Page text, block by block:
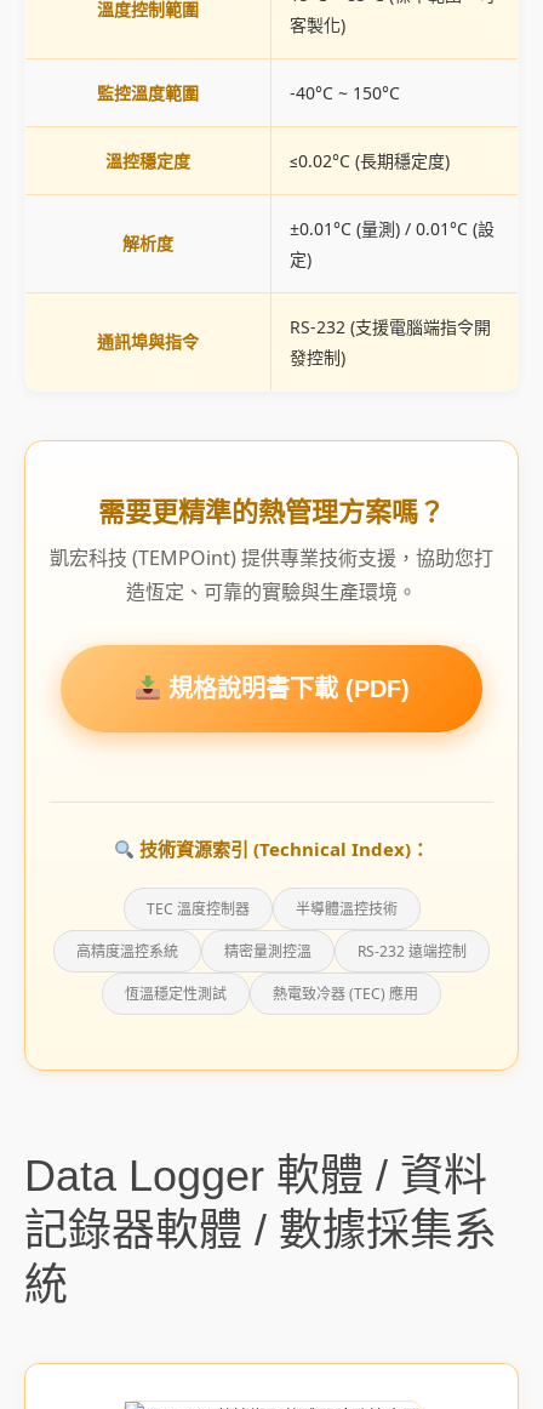
溫度控制範圍
客製化)
監控溫度範圍 -40°C ~ 150°C
溫控穩定度 ≤0.02°C (長期穩定度)
解析度
±0.01°C (量測) / 0.01°C (設
定)
通訊埠與指令
RS-232 (支援電腦端指令開
發控制)
需要更精準的熱管理方案嗎？
凱宏科技 (TEMPOint) 提供專業技術支援，協助您打
造恆定、可靠的實驗與生產環境。
規格說明書下載 (PDF)
技術資源索引 (Technical Index)：
TEC 溫度控制器 半導體溫控技術
高精度溫控系統 精密量測控溫 RS-232 遠端控制
恆溫穩定性測試 熱電致冷器 (TEC) 應用
Data Logger 軟體 / 資料
記錄器軟體 / 數據採集系
統